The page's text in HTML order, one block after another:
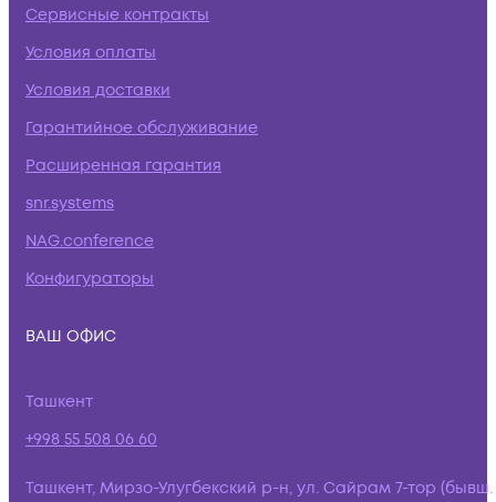
Сервисные контракты
Условия оплаты
Условия доставки
Гарантийное обслуживание
Расширенная гарантия
snr.systems
NAG.conference
Конфигураторы
ВАШ ОФИС
Ташкент
+998 55 508 06 60
Ташкент, Мирзо-Улугбекский р-н, ул. Сайрам 7-тор (бывш.